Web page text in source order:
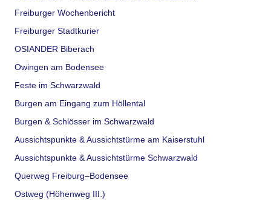
Freiburger Wochenbericht
Freiburger Stadtkurier
OSIANDER Biberach
Owingen am Bodensee
Feste im Schwarzwald
Burgen am Eingang zum Höllental
Burgen & Schlösser im Schwarzwald
Aussichtspunkte & Aussichtstürme am Kaiserstuhl
Aussichtspunkte & Aussichtstürme Schwarzwald
Querweg Freiburg–Bodensee
Ostweg (Höhenweg III.)